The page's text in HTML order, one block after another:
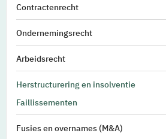
Contractenrecht
Ondernemingsrecht
Arbeidsrecht
Herstructurering en insolventie
Faillissementen
Fusies en overnames (M&A)